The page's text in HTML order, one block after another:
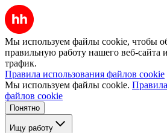
Мы используем файлы cookie, чтобы
правильную работу нашего веб-сайта
трафик.
Правила использования файлов cookie
Мы используем файлы cookie.
файлов cookie
Понятно
Ищу работу